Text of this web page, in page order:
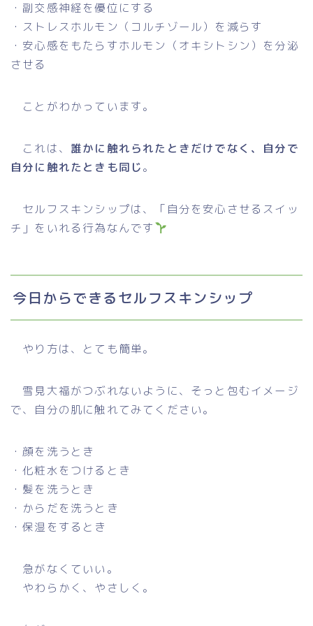
・副交感神経を優位にする
・ストレスホルモン（コルチゾール）を減らす
・安心感をもたらすホルモン（オキシトシン）を分泌
させる
ことがわかっています。
これは、 誰かに触れられたときだけでなく、自分で
自分に触れたときも同じ。
セルフスキンシップは、「自分を安心させるスイッ
チ」をいれる行為なんです
今日からできるセルフスキンシップ
やり方は、とても簡単。
雪見大福がつぶれないように、そっと包むイメージ
で、自分の肌に触れてみてください。
・顔を洗うとき
・化粧水をつけるとき
・髪を洗うとき
・からだを洗うとき
・保湿をするとき
急がなくていい。
やわらかく、やさしく。